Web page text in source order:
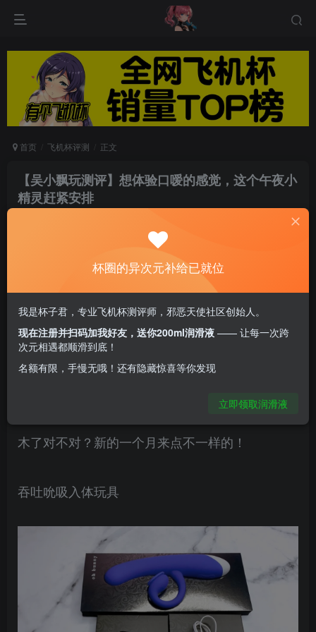
首页 飞机杯评测 正文
【吴小飘玩测评】想体验口嗳的感觉，这个午夜小
精灵赶紧安排
亲爱的大玩人们，又到了朵茜午夜玩具测评环节！
如果对我来说有一样东西永远不会嫌多，那应该就
是玩具惹~
测评了这么多入体、吮吸的玩具，你们已经有点麻
木了对不对？新的一个月来点不一样的！
吞吐吮吸入体玩具
杯圈的异次元补给已就位
我是杯子君，专业飞机杯测评师，邪恶天使社区创始人。
现在注册并扫码加我好友，送你200ml润滑液 —— 让每一次跨
次元相遇都顺滑到底！
名额有限，手慢无哦！还有隐藏惊喜等你发现
立即领取润滑液